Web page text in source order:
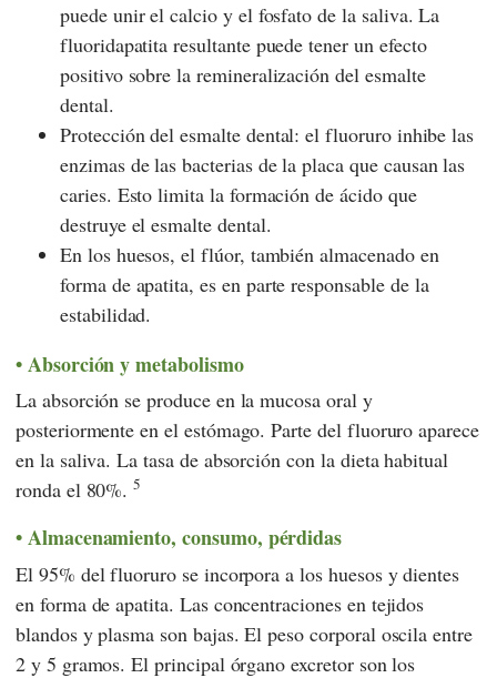
puede unir el calcio y el fosfato de la saliva. La
fluoridapatita resultante puede tener un efecto
positivo sobre la remineralización del esmalte
dental.
Protección del esmalte dental: el fluoruro inhibe las
enzimas de las bacterias de la placa que causan las
caries. Esto limita la formación de ácido que
destruye el esmalte dental.
En los huesos, el flúor, también almacenado en
forma de apatita, es en parte responsable de la
estabilidad.
Absorción y metabolismo
La absorción se produce en la mucosa oral y
posteriormente en el estómago. Parte del fluoruro aparece
en la saliva. La tasa de absorción con la dieta habitual
ronda el 80%.5
Almacenamiento, consumo, pérdidas
El 95% del fluoruro se incorpora a los huesos y dientes
en forma de apatita. Las concentraciones en tejidos
blandos y plasma son bajas. El peso corporal oscila entre
2 y 5 gramos. El principal órgano excretor son los